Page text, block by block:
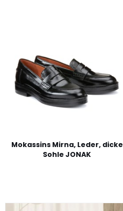
Mokassins Mirna, Leder, dicke
Sohle JONAK